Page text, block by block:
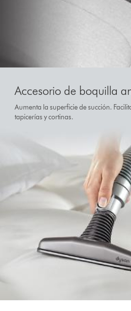
Accesorio de boquilla
Aumenta la superficie de succión.
tapicerías y cortinas.